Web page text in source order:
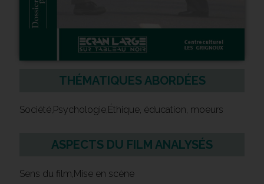
THÉMATIQUES ABORDÉES
Société,Psychologie,Éthique, éducation, moeurs
ASPECTS DU FILM ANALYSÉS
Sens du film,Mise en scène